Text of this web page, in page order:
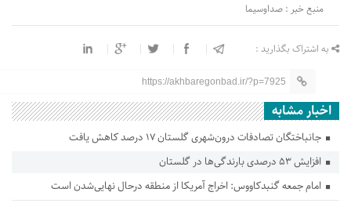
منبع خبر : صداوسیما
به اشتراک بگذارید :
https://akhbaregonbad.ir/?p=7925
اخبار مشابه
جانباختگان تصادفات درون‌شهری گلستان ۱۷ درصد کاهش یافت
افزایش ۵۳ درصدی بارندگی‌ها در گلستان
امام جمعه گنبدکاووس: اخراج آمریکا از منطقه درحال نهایی‌شدن است